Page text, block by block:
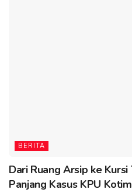
BERITA
Dari Ruang Arsip ke
Panjang Kasus KPU